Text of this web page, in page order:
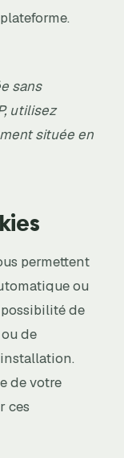
sans
utilisez
située en
permettent
ou
de
de
de votre
ces